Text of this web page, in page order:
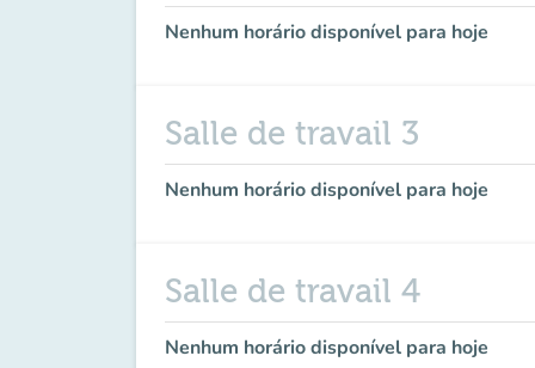
Nenhum horário disponível para hoje
Salle de travail 3
Nenhum horário disponível para hoje
Salle de travail 4
Nenhum horário disponível para hoje